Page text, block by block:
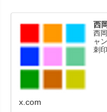
西
西
ャ
刺
x.com